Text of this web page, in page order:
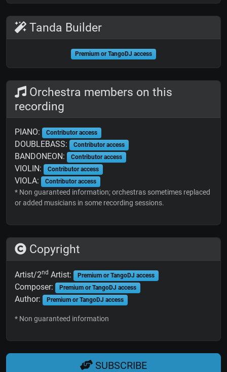
Tanda Builder
Premium or TangoDJ access
Orchestra members on this
recording
PIANO: Contributor access
DOUBLEBASS: Contributor access
BANDONEON: Contributor access
VIOLIN: Contributor access
VIOLA: Contributor access
* Non guaranteed information; orchestras sometimes replaced
or added musicians in some recording sessions.
Copyright
Artist/2nd Artist: Premium or TangoDJ access
Composer: Premium or TangoDJ access
Author: Premium or TangoDJ access
* Non guaranteed information
SUBSCRIBE